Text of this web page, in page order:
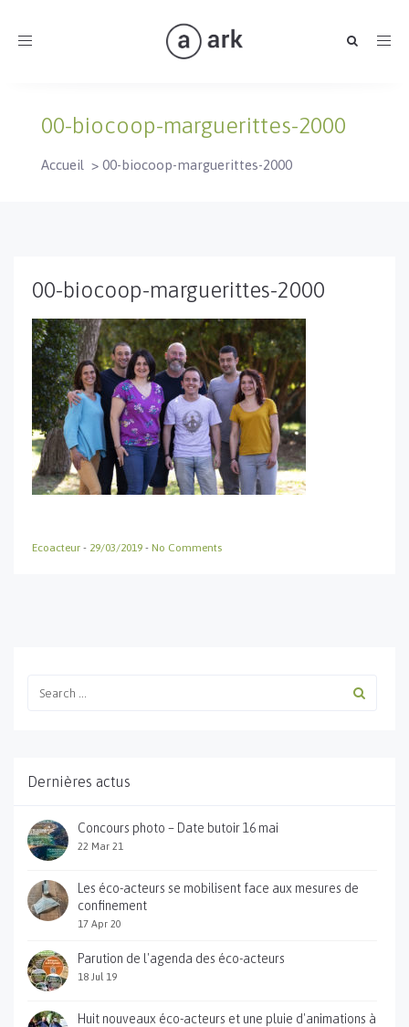
Toggle
00-biocoop-marguerittes-2000
Accueil > 00-biocoop-marguerittes-2000
00-biocoop-marguerittes-2000
Ecoacteur - 29/03/2019 - No Comments
Dernières actus
Concours photo – Date butoir 16 mai
22 Mar 21
Les éco-acteurs se mobilisent face aux mesures de
confinement
17 Apr 20
Parution de l'agenda des éco-acteurs
18 Jul 19
Huit nouveaux éco-acteurs et une pluie d'animations à